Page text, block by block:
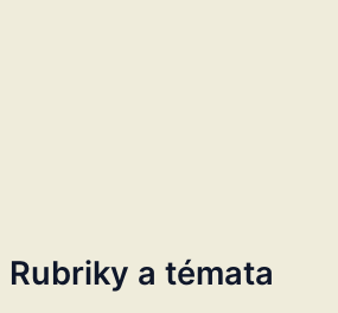
Rubriky a témata